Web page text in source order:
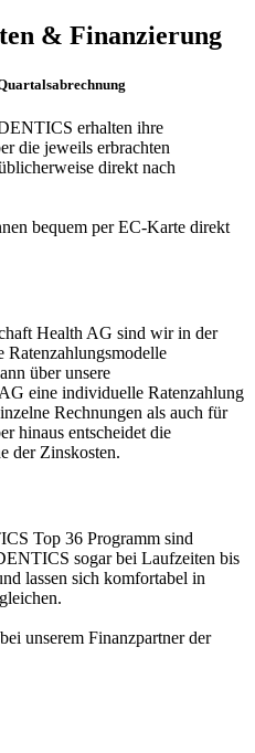
& Finanzierung
erhalten ihre
die jeweils erbrachten
direkt nach
bequem per EC-Karte direkt
Health AG sind wir in der
Ratenzahlungsmodelle
über unsere
eine individuelle Ratenzahlung
Rechnungen als auch für
hinaus entscheidet die
der Zinskosten.
Top 36 Programm sind
sogar bei Laufzeiten bis
lassen sich komfortabel in
unserem Finanzpartner der